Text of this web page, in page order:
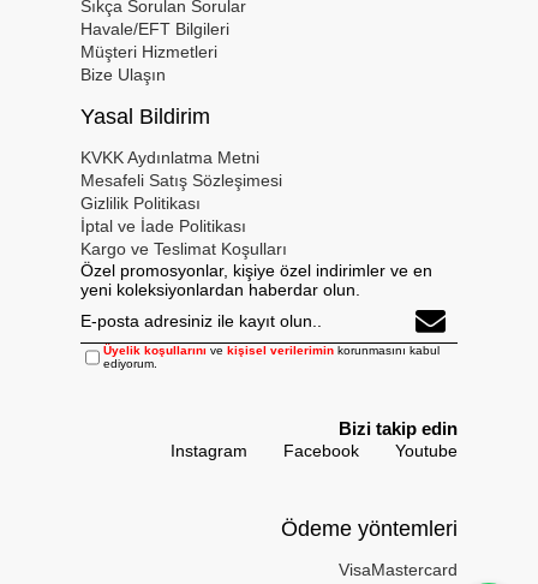
Sıkça Sorulan Sorular
Havale/EFT Bilgileri
Müşteri Hizmetleri
Bize Ulaşın
Yasal Bildirim
KVKK Aydınlatma Metni
Mesafeli Satış Sözleşimesi
Gizlilik Politikası
İptal ve İade Politikası
Kargo ve Teslimat Koşulları
Özel promosyonlar, kişiye özel indirimler ve en
yeni koleksiyonlardan haberdar olun.
Üyelik koşullarını vekişisel verilerimin korunmasını kabul
ediyorum.
Bizi takip edin
Instagram Facebook Youtube
Ödeme yöntemleri
VisaMastercard